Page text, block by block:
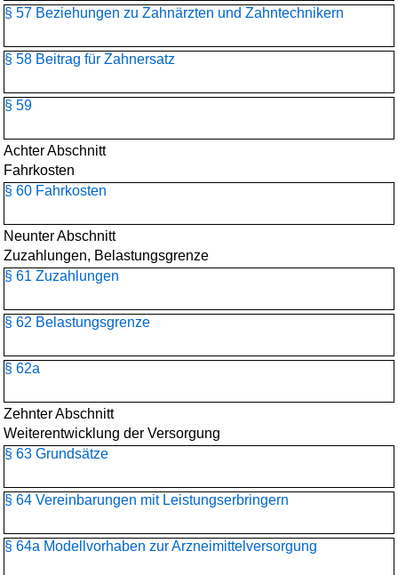
§ 57 Beziehungen zu Zahnärzten und Zahntechnikern
§ 58 Beitrag für Zahnersatz
§ 59
Achter Abschnitt
Fahrkosten
§ 60 Fahrkosten
Neunter Abschnitt
Zuzahlungen, Belastungsgrenze
§ 61 Zuzahlungen
§ 62 Belastungsgrenze
§ 62a
Zehnter Abschnitt
Weiterentwicklung der Versorgung
§ 63 Grundsätze
§ 64 Vereinbarungen mit Leistungserbringern
§ 64a Modellvorhaben zur Arzneimittelversorgung